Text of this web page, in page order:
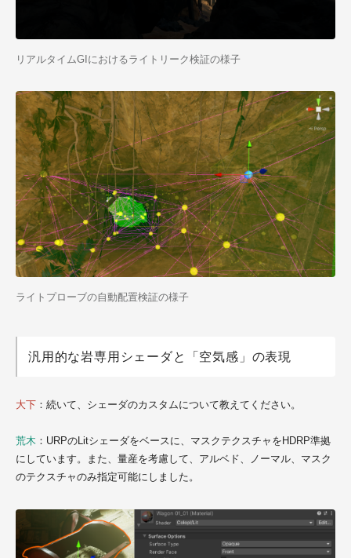
リアルタイムGIにおけるライトリーク検証の様子
ライトプローブの自動配置検証の様子
汎用的な岩専用シェーダと「空気感」の表現
大下 ：続いて、シェーダのカスタムについて教えてください。
荒木 ：URPのLitシェーダをベースに、マスクテクスチャをHDRP準拠
にしています。また、量産を考慮して、アルベド、ノーマル、マスク
のテクスチャのみ指定可能にしました。